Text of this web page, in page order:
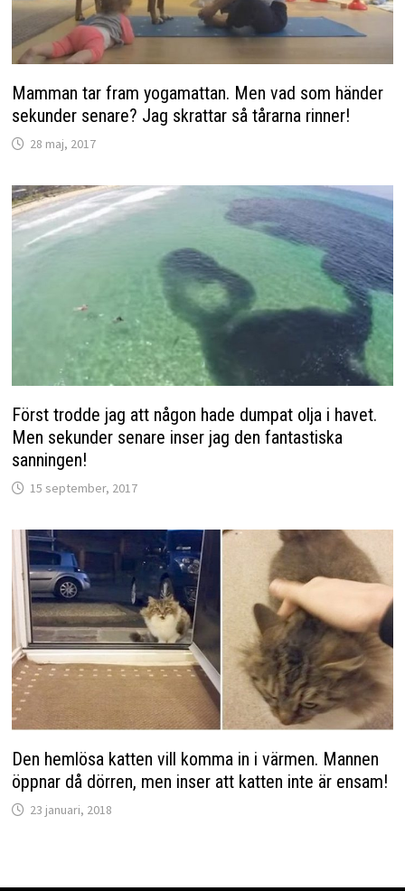
Mamman tar fram yogamattan. Men vad som händer
sekunder senare? Jag skrattar så tårarna rinner!
28 maj, 2017
Först trodde jag att någon hade dumpat olja i havet.
Men sekunder senare inser jag den fantastiska
sanningen!
15 september, 2017
Den hemlösa katten vill komma in i värmen. Mannen
öppnar då dörren, men inser att katten inte är ensam!
23 januari, 2018